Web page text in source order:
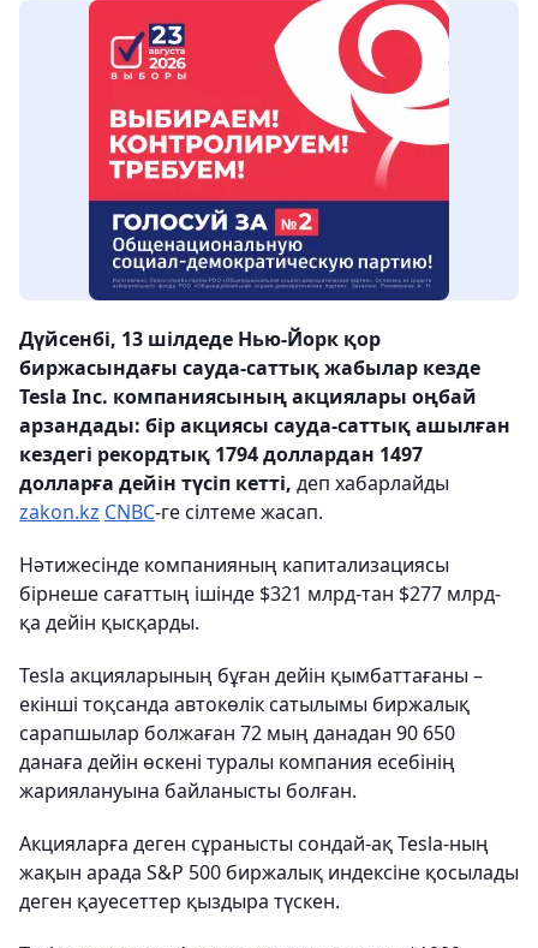
Дүйсенбі, 13 шілдеде Нью-Йорк қор
биржасындағы сауда-саттық жабылар кезде
Tesla Inc. компаниясының акциялары оңбай
арзандады: бір акциясы сауда-саттық ашылған
кездегі рекордтық 1794 доллардан 1497
долларға дейін түсіп кетті, деп хабарлайды
zakon.kz CNBC-ге сілтеме жасап.
Нәтижесінде компанияның капитализациясы
бірнеше сағаттың ішінде $321 млрд-тан $277 млрд-
қа дейін қысқарды.
Tesla акцияларының бұған дейін қымбаттағаны –
екінші тоқсанда автокөлік сатылымы биржалық
сарапшылар болжаған 72 мың данадан 90 650
данаға дейін өскені туралы компания есебінің
жариялануына байланысты болған.
Акцияларға деген сұранысты сондай-ақ Tesla-ның
жақын арада S&P 500 биржалық индексіне қосылады
деген қауесеттер қыздыра түскен.